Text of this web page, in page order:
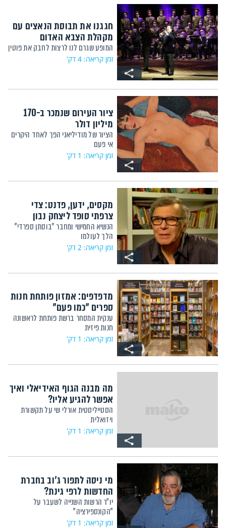
חגגנו את תבוסת הנאצים עם
מקהלת הצבא האדום
המופע שגרם לנו לרצות לחבק את פוטין
זמן קריאה: 4 דק'
ציור העירום שנמכר ב-170
מיליון דולר
הציור של מודיליאני הפך לאחד היקרים
אי פעם
זמן קריאה: 1 דק'
מקסים, ידען, פדנט: צדי
צרפתי סופד ליצחק נבון
הנשיא החמישי ומחבר "בוסתן ספרדי"
הלך לעולמו
זמן קריאה: 2 דק'
מדפדפים: אמזון פותחת חנות
ספרים "כמו פעם"
ענקית המסחר ברשת פותחת לראשונה
חנות פיזית
זמן קריאה: 1 דק'
מה מבנה הגוף האידיאלי ואיך
אפשר להגיע אליו?
הסטייליסטית אורלי שי על תקשורת
ויזואלית
זמן קריאה: 1 דק'
מי ניסה לתפור ג'וב בחברת
החדשות לרפי גינת?
יו"ר הרשות השנייה לשעבר על
"הקונספירציה"
זמן קריאה: 1 דק'